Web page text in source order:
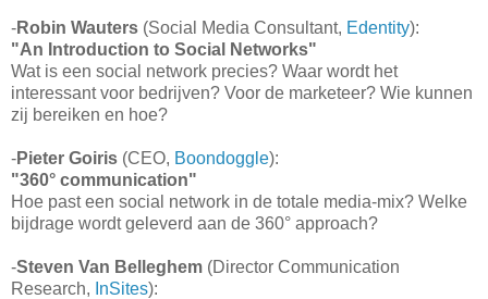
-Robin Wauters (Social Media Consultant, Edentity):
"An Introduction to Social Networks"
Wat is een social network precies? Waar wordt het
interessant voor bedrijven? Voor de marketeer? Wie kunnen
zij bereiken en hoe?
-Pieter Goiris (CEO, Boondoggle):
"360° communication"
Hoe past een social network in de totale media-mix? Welke
bijdrage wordt geleverd aan de 360° approach?
-Steven Van Belleghem (Director Communication
Research, InSites):